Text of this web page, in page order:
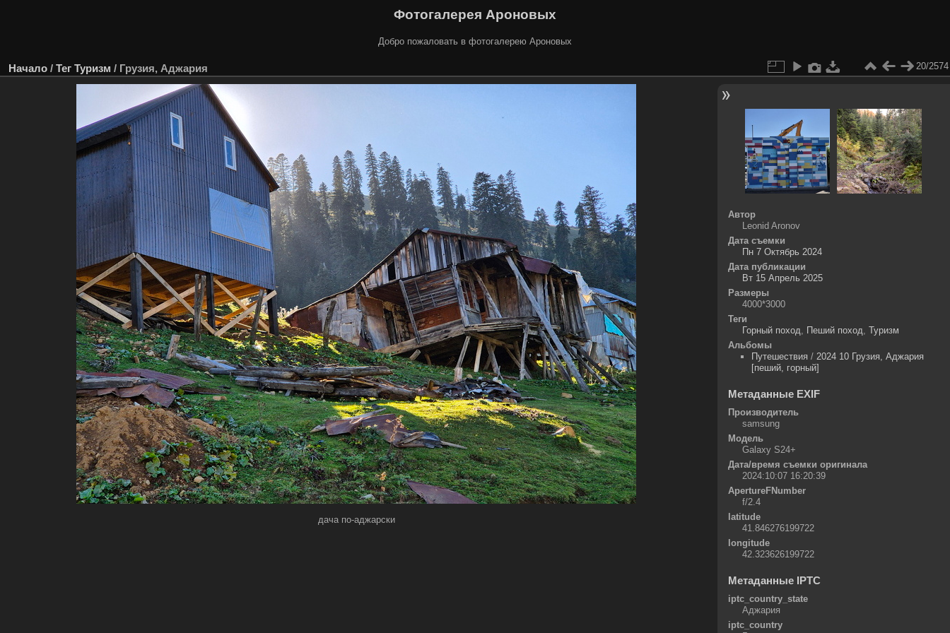
Фотогалерея Ароновых
Добро пожаловать в фотогалерею Ароновых
Начало / Тег Туризм / Грузия, Аджария 20/2574
дача по-аджарски
Автор
Leonid Aronov
Дата съемки
Пн 7 Октябрь 2024
Дата публикации
Вт 15 Апрель 2025
Размеры
4000*3000
Теги
Горный поход
Пеший поход Туризм
Альбомы
Путешествия / 2024 10 Грузия, Аджария
[пеший, горный]
Метаданные EXIF
Производитель
samsung
Модель
Galaxy S24+
Дата/время съемки оригинала
2024:10:07 16:20:39
ApertureFNumber
f/2.4
latitude
41.846276199722
longitude
42.323626199722
Метаданные IPTC
iptc_country_state
Аджария
iptc_country